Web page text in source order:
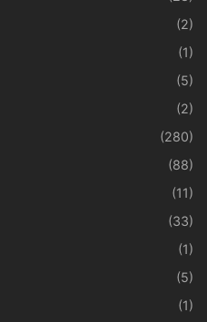
(2)
(1)
(5)
(2)
(280)
(88)
(11)
(33)
(1)
(5)
(1)